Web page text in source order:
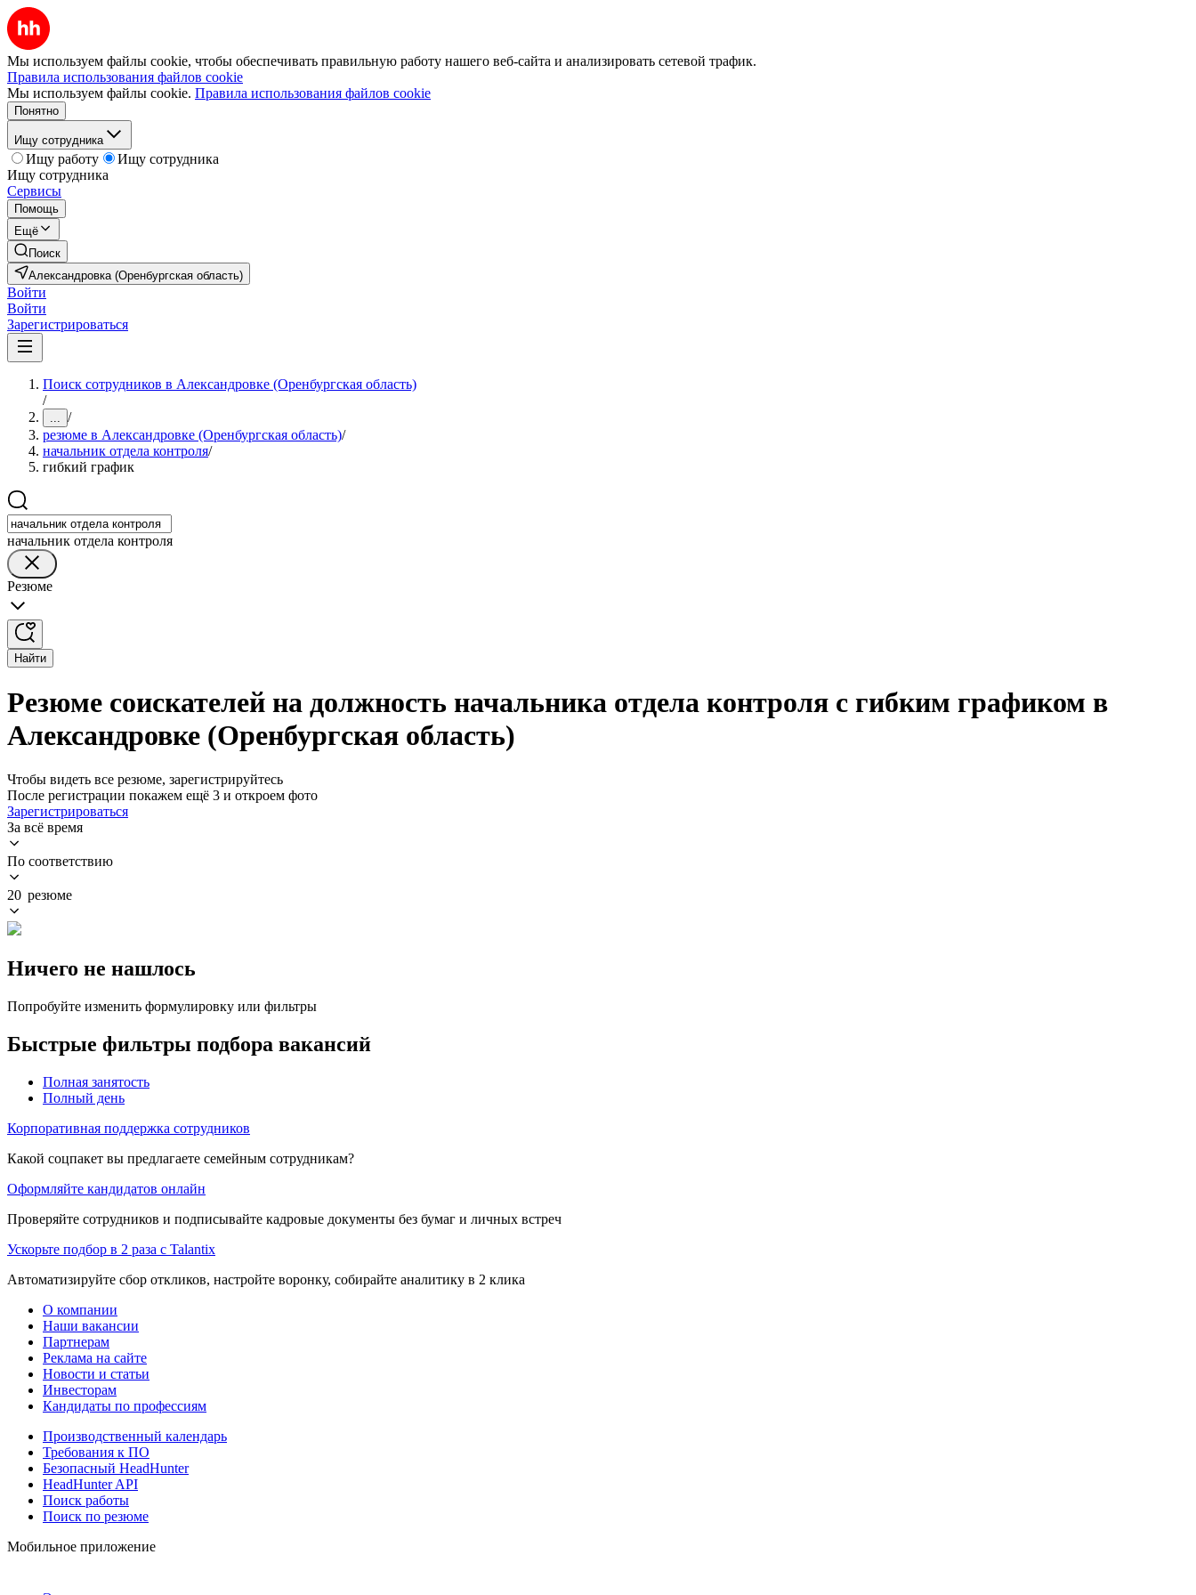
Мы используем файлы cookie, чтобы обеспечивать правильную работу нашего веб-сайта и анализировать сетевой трафик.
Правила использования файлов cookie
Мы используем файлы cookie. Правила использования файлов cookie
Понятно
Ищу сотрудника
Ищу работу
Ищу сотрудника
Ищу сотрудника
Сервисы
Помощь
Ещё
Поиск
Александровка (Оренбургская область)
Войти
Войти
Зарегистрироваться
Поиск сотрудников в Александровке (Оренбургская область)
/
... /
резюме в Александровке (Оренбургская область)/
начальник отдела контроля/
гибкий график
начальник отдела контроля
Резюме
Найти
Резюме соискателей на должность начальника отдела контроля с гибким графиком в
Александровке (Оренбургская область)
Чтобы видеть все резюме, зарегистрируйтесь
После регистрации покажем ещё 3 и откроем фото
Зарегистрироваться
За всё время
По соответствию
20 резюме
Ничего не нашлось
Попробуйте изменить формулировку или фильтры
Быстрые фильтры подбора вакансий
Полная занятость
Полный день
Корпоративная поддержка сотрудников
Какой соцпакет вы предлагаете семейным сотрудникам?
Оформляйте кандидатов онлайн
Проверяйте сотрудников и подписывайте кадровые документы без бумаг и личных встреч
Ускорьте подбор в 2 раза с Talantix
Автоматизируйте сбор откликов, настройте воронку, собирайте аналитику в 2 клика
О компании
Наши вакансии
Партнерам
Реклама на сайте
Новости и статьи
Инвесторам
Кандидаты по профессиям
Производственный календарь
Требования к ПО
Безопасный HeadHunter
HeadHunter API
Поиск работы
Поиск по резюме
Мобильное приложение